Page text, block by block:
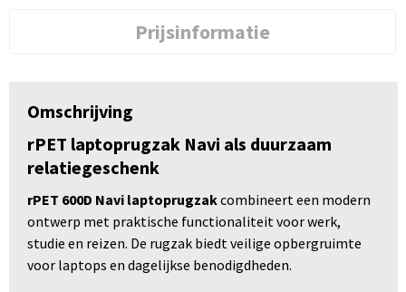
Prijsinformatie
Omschrijving
rPET laptoprugzak Navi als duurzaam
relatiegeschenk
rPET 600D Navi laptoprugzakcombineert een modern
ontwerp met praktische functionaliteit voor werk,
studie en reizen. De rugzak biedt veilige opbergruimte
voor laptops en dagelijkse benodigdheden.